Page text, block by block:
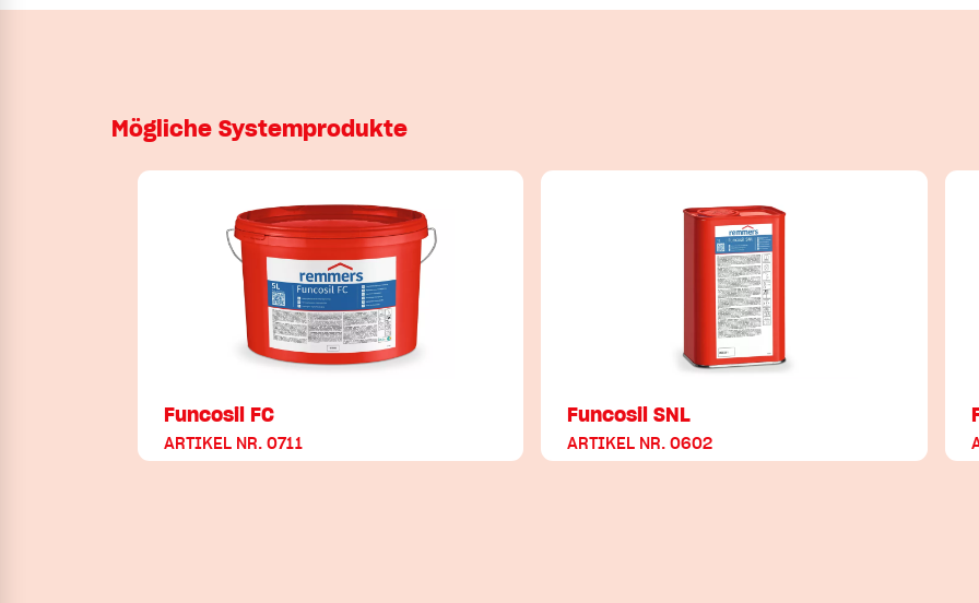
Mögliche Systemprodukte
Funcosil FC
ARTIKEL NR. 0711
Funcosil SNL
ARTIKEL NR. 0602